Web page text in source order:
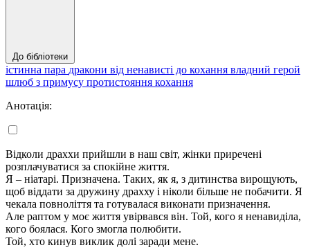
До бібліотеки
істинна пара дракони від ненависті до кохання владний герой
шлюб з примусу протистояння кохання
Анотація:
Відколи драххи прийшли в наш світ, жінки приречені
розплачуватися за спокійне життя.
Я – ніатарі. Призначена. Таких, як я, з дитинства вирощують,
щоб віддати за дружину драхху і ніколи більше не побачити. Я
чекала повноліття та готувалася виконати призначення.
Але раптом у моє життя увірвався він. Той, кого я ненавиділа,
кого боялася. Кого змогла полюбити.
Той, хто кинув виклик долі заради мене.